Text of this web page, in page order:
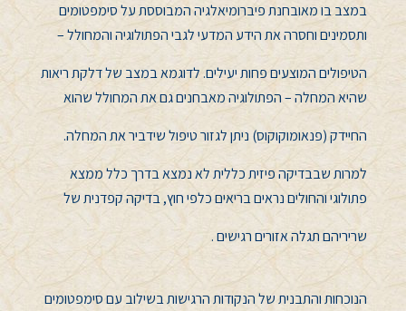
במצב בו מאובחנת פיברומיאלגיה המבוססת על סימפטומים
ותסמינים וחסרה את הידע המדעי לגבי הפתולוגיה והמחולל –
הטיפולים המוצעים פחות יעילים. לדוגמא במצב של דלקת ריאות
שהיא המחלה – הפתולוגיה מאבחנים גם את המחולל שהוא
החיידק (פנאומוקוקוס) ניתן לגזור טיפול שידביר את המחלה.
למרות שבבדיקה פיזית כללית לא נמצא בדרך כלל ממצא
פתולוגי והחולים נראים בריאים כלפי חוץ, בדיקה קפדנית של
שריריהם תגלה אזורים רגישים .
הנוכחות והתבנית של הנקודות הרגישות בשילוב עם סימפטומים